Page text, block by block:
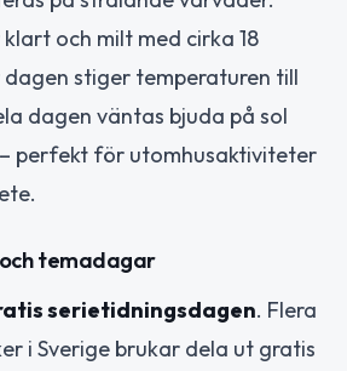
och milt med cirka 18
stiger temperaturen till
dagen väntas bjuda på sol
perfekt för utomhusaktiviteter
temadagar
serietidningsdagen. Flera
i Sverige brukar dela ut gratis